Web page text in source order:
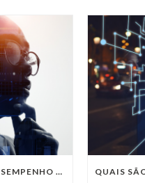
POTENCIALIZE O DESEMPENHO DA SUA EMPRESA COM OS SERVIÇOS DE TI DA VIVO VITA